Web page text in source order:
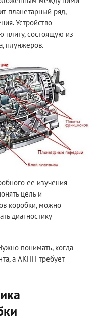
планетарный ряд,
Устройство
плиту, состоящую из
плунжеров.
ее изучения
цель и
коробки, можно
диагностику
понимать, когда
а АКПП требует